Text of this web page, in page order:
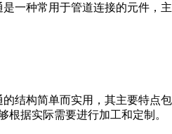
是一种常用于管道连接的元件，
的结构简单而实用，其主要特点
根据实际需要进行加工和定制。